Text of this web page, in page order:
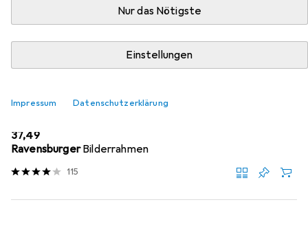
Nur das Nötigste
Einstellungen
Impressum Datenschutzerklärung
EUR
37,49
Ravensburger Bilderrahmen
115